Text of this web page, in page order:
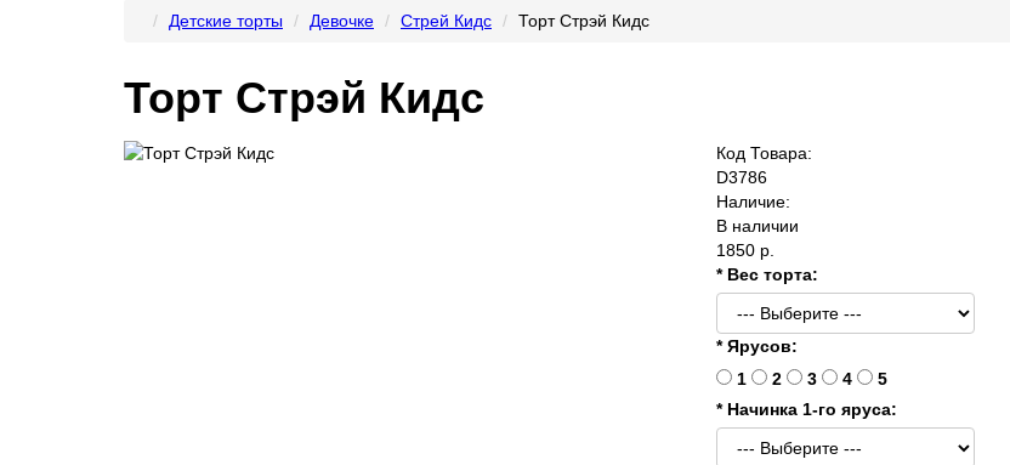
Детские торты Девочке Стрей Кидс Торт Стрэй Кидс
Торт Стрэй Кидс
Код Товара:
D3786
Наличие:
В наличии
1850 р.
* Вес торта:
* Ярусов:
1
2 3 4
5
* Начинка 1-го яруса: